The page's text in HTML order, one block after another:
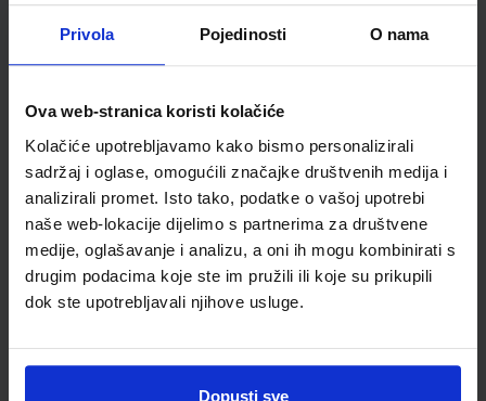
Privola Pojedinosti O nama
Ova web-stranica koristi kolačiće
Kolačiće upotrebljavamo kako bismo personalizirali
sadržaj i oglase, omogućili značajke društvenih medija i
analizirali promet. Isto tako, podatke o vašoj upotrebi
naše web-lokacije dijelimo s partnerima za društvene
medije, oglašavanje i analizu, a oni ih mogu kombinirati s
drugim podacima koje ste im pružili ili koje su prikupili
dok ste upotrebljavali njihove usluge.
Dopusti sve
Roje Tkalčec Lažeta
Školski razred
Nastavni predmet
MATEMATIKA PP
Reg br min
7948